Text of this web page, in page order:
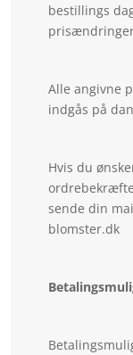
bestillings
Alle angivne
indgås på
Hvis du
sende din
blomster.dk